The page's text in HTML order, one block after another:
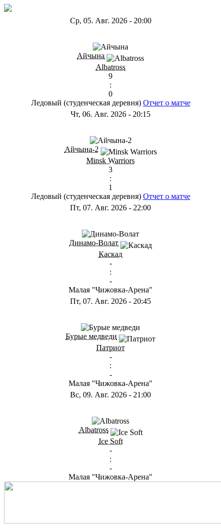
Ср, 05. Авг. 2026- 20:00
Айчына
Albatross
9
:
0
Ледовый (студенческая деревня) Отчет о матче
Чт, 06. Авг. 2026 - 20:15
Айчына-2
Minsk Warriors
3
:
1
Ледовый (студенческая деревня) Отчет о матче
Пт, 07. Авг. 2026 - 22:00
Динамо-Волат
Каскад
-
:
-
Малая "Чижовка-Арена"
Пт, 07. Авг. 2026 - 20:45
Бурые медведи
Патриот
-
:
-
Малая "Чижовка-Арена"
Вс, 09. Авг. 2026 - 21:00
Albatross
Ice Soft
-
:
-
Малая "Чижовка-Арена"